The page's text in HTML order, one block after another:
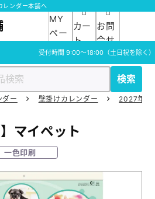
レンダー本舗へ
検索
MY
ペー
ジ
カー
ト
お問
合せ
受付時間 9:00～18:00 （土日祝を除く）
ダー 壁掛けカレンダー 2027年の
】マイペット
一色印刷